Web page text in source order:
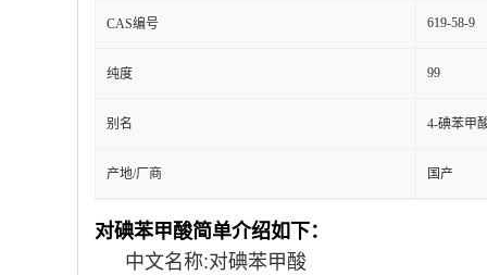
CAS编号 619-58-9
纯度 99
别名 4-碘苯甲
产地/厂商 国产
对碘苯甲酸简单介绍如下：
中文名称:对碘苯甲酸